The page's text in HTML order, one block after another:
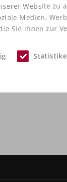
Website zu
Medien,
Sie ihnen zur